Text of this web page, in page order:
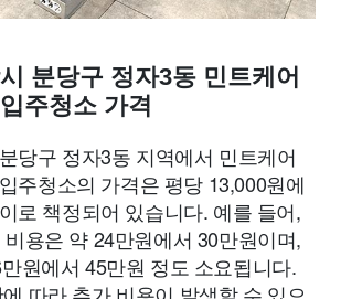
분당구 정자3동 민트케어
주청소 가격
당구 정자3동 지역에서 민트케어
주청소의 가격은 평당 13,000원에
로 책정되어 있습니다. 예를 들어,
용은 약 24만원에서 30만원이며,
원에서 45만원 정도 소요됩니다.